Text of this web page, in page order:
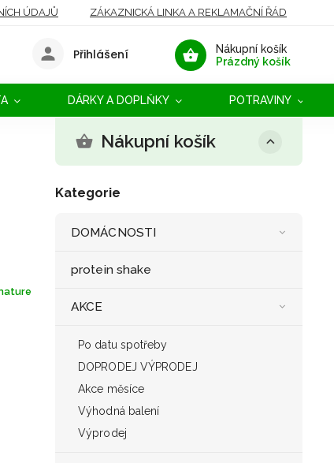
ÚDAJŮ ZÁKAZNICKÁ LINKA A REKLAMAČNÍ ŘÁD
Nákupní košík
Prázdný košík
Přihlášení
DÁRKY A DOPLŇKY POTRAVINY
Nákupní košík
Kategorie
DOMÁCNOSTI
protein shake
AKCE
Po datu spotřeby
DOPRODEJ VÝPRODEJ
Akce měsíce
Výhodná balení
Výprodej